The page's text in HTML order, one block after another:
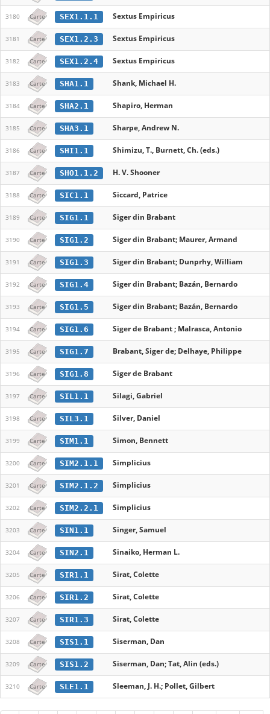
3180 Carte SEX1.1.1 Sextus Empiricus
3181 Carte SEX1.2.3 Sextus Empiricus
3182 Carte SEX1.2.4 Sextus Empiricus
3183 Carte SHA1.1 Shank, Michael H.
3184 Carte SHA2.1 Shapiro, Herman
3185 Carte SHA3.1 Sharpe, Andrew N.
3186 Carte SHI1.1 Shimizu, T., Burnett, Ch. (eds.)
3187 Carte SHO1.1.2 H. V. Shooner
3188 Carte SIC1.1 Siccard, Patrice
3189 Carte SIG1.1 Siger din Brabant
3190 Carte SIG1.2 Siger din Brabant; Maurer, Armand
3191 Carte SIG1.3 Siger din Brabant; Dunprhy, William
3192 Carte SIG1.4 Siger din Brabant; Bazán, Bernardo
3193 Carte SIG1.5 Siger din Brabant; Bazán, Bernardo
3194 Carte SIG1.6 Siger de Brabant ; Malrasca, Antonio
3195 Carte SIG1.7 Brabant, Siger de; Delhaye, Philippe
3196 Carte SIG1.8 Siger de Brabant
3197 Carte SIL1.1 Silagi, Gabriel
3198 Carte SIL3.1 Silver, Daniel
3199 Carte SIM1.1 Simon, Bennett
3200 Carte SIM2.1.1 Simplicius
3201 Carte SIM2.1.2 Simplicius
3202 Carte SIM2.2.1 Simplicius
3203 Carte SIN1.1 Singer, Samuel
3204 Carte SIN2.1 Sinaiko, Herman L.
3205 Carte SIR1.1 Sirat, Colette
3206 Carte SIR1.2 Sirat, Colette
3207 Carte SIR1.3 Sirat, Colette
3208 Carte SIS1.1 Siserman, Dan
3209 Carte SIS1.2 Siserman, Dan; Tat, Alin (eds.)
3210 Carte SLE1.1 Sleeman, J. H.; Pollet, Gilbert